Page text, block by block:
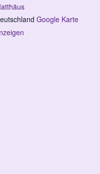
Google Karte